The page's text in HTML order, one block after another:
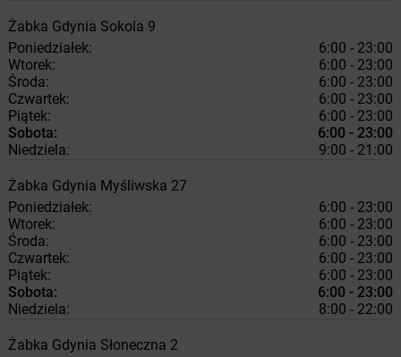
Żabka Gdynia Sokola 9
Poniedziałek:
6:00 - 23:00
Wtorek:
6:00 - 23:00
Środa:
6:00 - 23:00
Czwartek:
6:00 - 23:00
Piątek:
6:00 - 23:00
Sobota:
6:00 - 23:00
Niedziela:
9:00 - 21:00
Żabka Gdynia Myśliwska 27
Poniedziałek:
6:00 - 23:00
Wtorek:
6:00 - 23:00
Środa:
6:00 - 23:00
Czwartek:
6:00 - 23:00
Piątek:
6:00 - 23:00
Sobota:
6:00 - 23:00
Niedziela:
8:00 - 22:00
Żabka Gdynia Słoneczna 2